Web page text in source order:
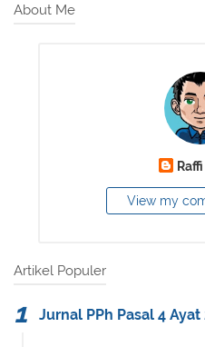
About Me
View my
Artikel Populer
Jurnal PPh Pasal 4